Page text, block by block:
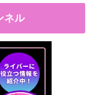
ネル